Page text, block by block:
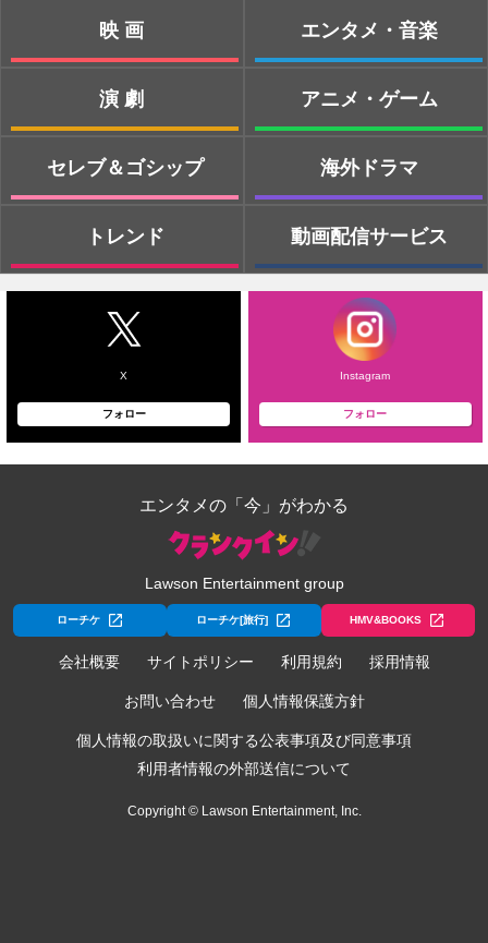
映画
演劇
セレブ＆ゴシップ
トレンド
エンタメ・音楽
アニメ・ゲーム
海外ドラマ
動画配信サービス
X
フォロー
Instagram
フォロー
エンタメの「今」がわかる
Lawson Entertainment group
ローチケ ローチケ[旅行] HMV&BOOKS
会社概要 サイトポリシー 利用規約 採用情報
お問い合わせ 個人情報保護方針
個人情報の取扱いに関する公表事項及び同意事項
利用者情報の外部送信について
Copyright © Lawson Entertainment, Inc.